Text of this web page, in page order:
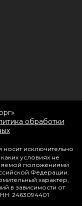
обработки
исключительно
условиях не
положениями
Федерации.
характер,
в зависимости от
2463094401